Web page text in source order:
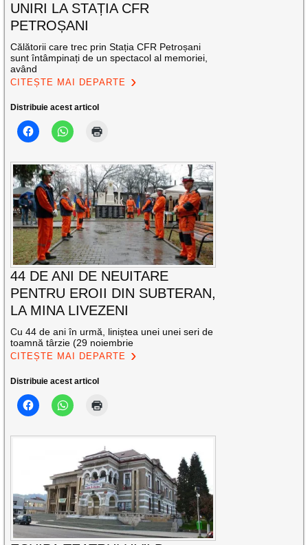
UNIRI LA STAȚIA CFR
PETROȘANI
Călătorii care trec prin Stația CFR Petroșani
sunt întâmpinați de un spectacol al memoriei,
având
CITEȘTE MAI DEPARTE
Distribuie acest articol
44 DE ANI DE NEUITARE
PENTRU EROII DIN SUBTERAN,
LA MINA LIVEZENI
Cu 44 de ani în urmă, liniștea unei unei seri de
toamnă târzie (29 noiembrie
CITEȘTE MAI DEPARTE
Distribuie acest articol